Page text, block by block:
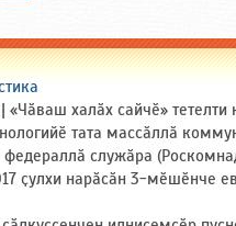
| «Чӑваш халӑх сайчӗ»
тата массӑллӑ
служӑра
ҫулхи нарӑсӑн 3-мӗшӗнче